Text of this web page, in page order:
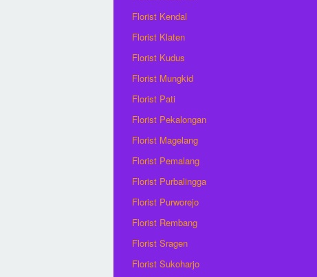
Florist Kendal
Florist Klaten
Florist Kudus
Florist Mungkid
Florist Pati
Florist Pekalongan
Florist Magelang
Florist Pemalang
Florist Purbalingga
Florist Purworejo
Florist Rembang
Florist Sragen
Florist Sukoharjo